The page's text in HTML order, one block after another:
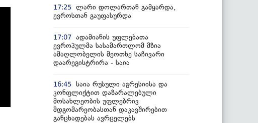
17:25 ლარი დოლართან გამყარდა,
ევროსთან გაუფასურდა
17:07 ადამიანის უფლებათა
ევროპულმა სასამართლომ მზია
ამაღლობელის მეოთხე საჩივარი
დაარეგისტრირა - საია
16:45 საია რუსული აგრესიისა და
კონფლიქტით დაზარალებული
მოსახლეობის უფლებრივ
მდგომარეობასთან დაკავშირებით
განცხადებას ავრცელებს